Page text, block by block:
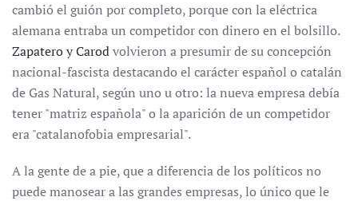
cambió el guión por completo, porque con la eléctrica
alemana entraba un competidor con dinero en el bolsillo.
Zapatero y Carodvolvieron a presumir de su concepción
nacional-fascista destacando el carácter español o catalán
de Gas Natural, según uno u otro: la nueva empresa debía
tener "matriz española" o la aparición de un competidor
era "catalanofobia empresarial".
A la gente de a pie, que a diferencia de los políticos no
puede manosear a las grandes empresas, lo único que le